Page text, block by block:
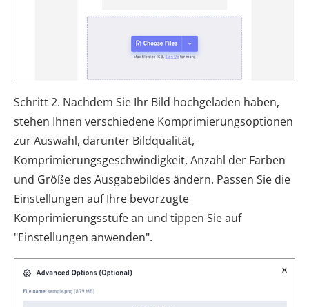
Schritt 2. Nachdem Sie Ihr Bild hochgeladen haben,
stehen Ihnen verschiedene Komprimierungsoptionen
zur Auswahl, darunter Bildqualität,
Komprimierungsgeschwindigkeit, Anzahl der Farben
und Größe des Ausgabebildes ändern. Passen Sie die
Einstellungen auf Ihre bevorzugte
Komprimierungsstufe an und tippen Sie auf
"Einstellungen anwenden".